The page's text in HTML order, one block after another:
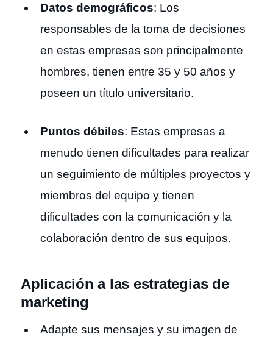
Datos demográficos: Los
responsables de la toma de decisiones
en estas empresas son principalmente
hombres, tienen entre 35 y 50 años y
poseen un título universitario.
Puntos débiles: Estas empresas a
menudo tienen dificultades para realizar
un seguimiento de múltiples proyectos y
miembros del equipo y tienen
dificultades con la comunicación y la
colaboración dentro de sus equipos.
Aplicación a las estrategias de
marketing
Adapte sus mensajes y su imagen de